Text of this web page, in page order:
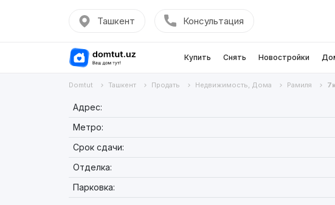
Ташкент Консультация
Купить Снять Новостройки
Domtut Ташкент Продать Недвижимость, Дома Рамиля
Адрес:
Метро:
Срок сдачи:
Отделка:
Парковка: